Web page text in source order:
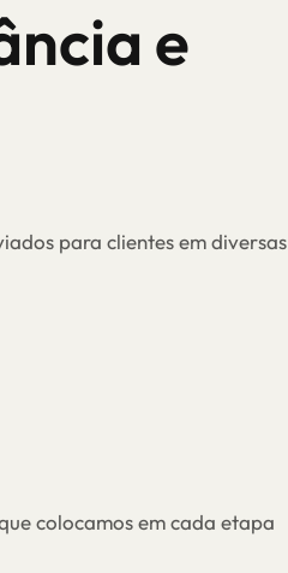
e
para clientes em diversas
colocamos em cada etapa